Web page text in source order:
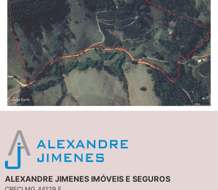
ALEXANDRE JIMENES IMÓVEIS E SEGUROS